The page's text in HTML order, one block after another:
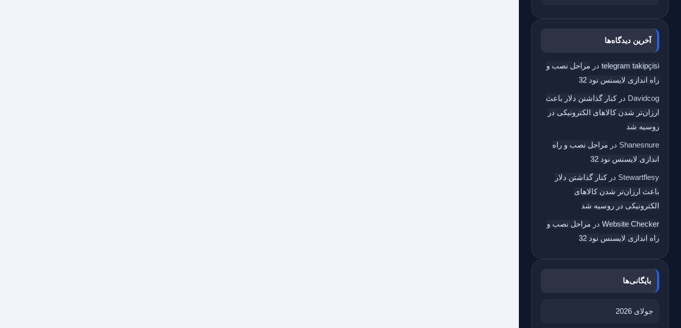
آخرین دیدگاه‌ها
telegram takipçisi در مراحل نصب و
راه اندازی لایسنس نود 32
Davidcog درکنار گذاشتن دلار باعث
ارزان‌تر شدن کالاهای الکترونیکی در
روسیه شد
Shanesnure در مراحل نصب و راه
اندازی لایسنس نود 32
Stewartflesy درکنار گذاشتن دلار
باعث ارزان‌تر شدن کالاهای
الکترونیکی در روسیه شد
Website Checker در مراحل نصب و
راه اندازی لایسنس نود 32
بایگانی‌ها
جولای 2026